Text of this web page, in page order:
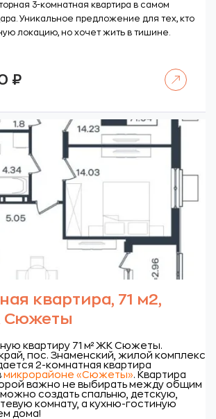
3-комнатная квартира в самом
Уникальное предложение для тех, кто
локацию, но хочет жить в тишине.
₽
квартира, 71 м2,
Сюжеты
квартиру 71 м² ЖК Сюжеты.
пос. Знаменский, жилой комплекс
2-комнатная квартира
микрорайоне «Сюжеты». Квартира
важно не выбирать между общим
создать спальню, детскую,
комнату, а кухню-гостиную
дома!